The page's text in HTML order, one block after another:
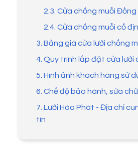
2.3. Cửa chống muỗi
2.4. Cửa chống muỗi cố
3. Bảng giá cửa lưới chống
4. Quy trình lắp đặt cửa lưới
5. Hình ảnh khách hàng sử
6. Chế độ bảo hành, sửa
7. Lưới Hòa Phát - Địa chỉ
tín